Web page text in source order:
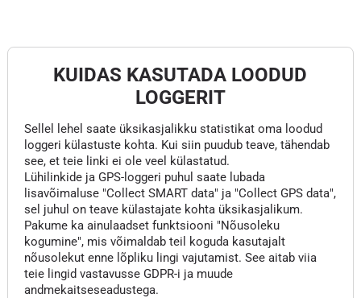
KUIDAS KASUTADA LOODUD
LOGGERIT
Sellel lehel saate üksikasjalikku statistikat oma loodud
loggeri külastuste kohta. Kui siin puudub teave, tähendab
see, et teie linki ei ole veel külastatud.
Lühilinkide ja GPS-loggeri puhul saate lubada
lisavõimaluse "Collect SMART data" ja "Collect GPS data",
sel juhul on teave külastajate kohta üksikasjalikum.
Pakume ka ainulaadset funktsiooni "Nõusoleku
kogumine", mis võimaldab teil koguda kasutajalt
nõusolekut enne lõpliku lingi vajutamist. See aitab viia
teie lingid vastavusse GDPR-i ja muude
andmekaitseseadustega.